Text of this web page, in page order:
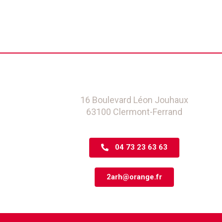
16 Boulevard Léon Jouhaux
63100 Clermont-Ferrand
04 73 23 63 63
2arh@orange.fr